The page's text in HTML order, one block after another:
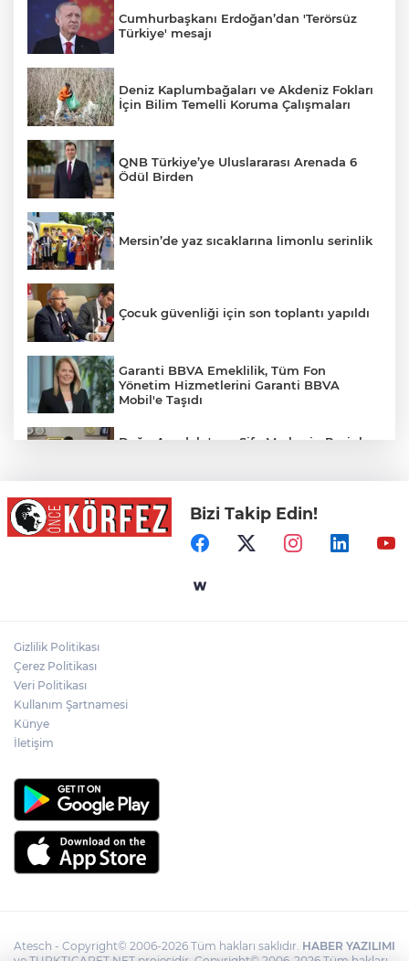
Cumhurbaşkanı Erdoğan’dan 'Terörsüz
Türkiye' mesajı
Deniz Kaplumbağaları ve Akdeniz Fokları
İçin Bilim Temelli Koruma Çalışmaları
QNB Türkiye’ye Uluslararası Arenada 6
Ödül Birden
Mersin’de yaz sıcaklarına limonlu serinlik
Çocuk güvenliği için son toplantı yapıldı
Garanti BBVA Emeklilik, Tüm Fon
Yönetim Hizmetlerini Garanti BBVA
Mobil'e Taşıdı
Doğu Anadolu'nun Şifa Merkezi... Pasinler
Gebze Meclisi'nden öğrencilere destek
kararı
Yeni Škoda Elroq, Continental
Bizi Takip Edin!
Gizlilik Politikası
Çerez Politikası
Veri Politikası
Kullanım Şartnamesi
Künye
İletişim
Atesch - Copyright© 2006-2026 Tüm hakları saklıdır. HABER YAZILIMI